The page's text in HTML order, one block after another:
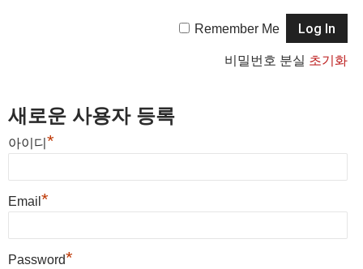
Remember Me
비밀번호 분실 초기화
새로운 사용자 등록
아이디 *
Email *
Password*